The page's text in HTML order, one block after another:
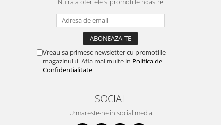
Nu rata ofertele si promotiile noastre
Vreau sa primesc newsletter cu promotiile
magazinului. Afla mai multe in Politica de
Confidentialitate
SOCIAL
Urmareste-ne in social media